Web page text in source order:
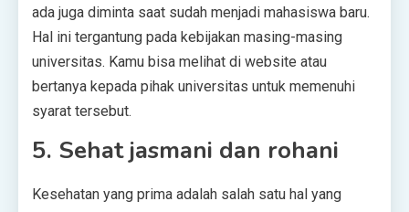
ada juga diminta saat sudah menjadi mahasiswa baru.
Hal ini tergantung pada kebijakan masing-masing
universitas. Kamu bisa melihat di website atau
bertanya kepada pihak universitas untuk memenuhi
syarat tersebut.
5. Sehat jasmani dan rohani
Kesehatan yang prima adalah salah satu hal yang